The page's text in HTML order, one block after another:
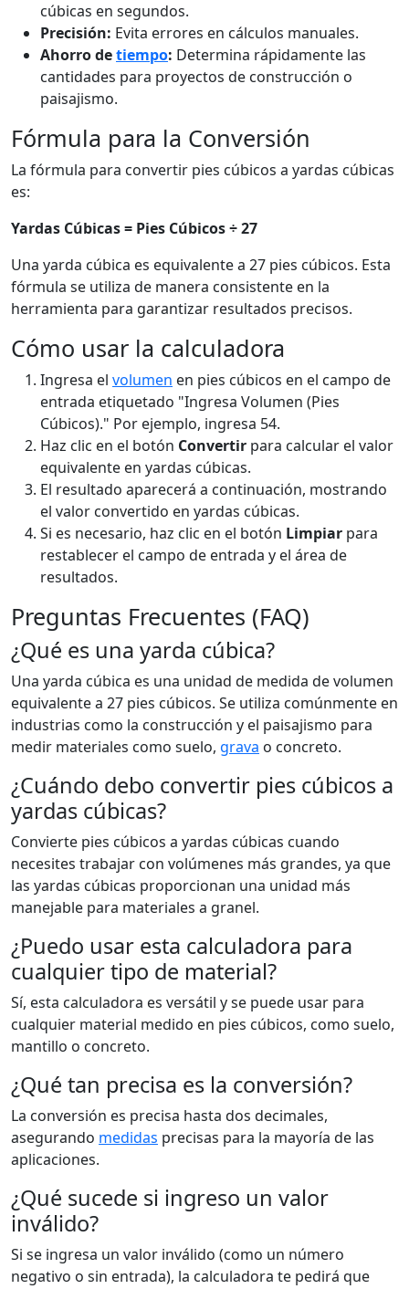
cúbicas en segundos.
Precisión: Evita errores en cálculos manuales.
Ahorro detiempo: Determina rápidamente las
cantidades para proyectos de construcción o
paisajismo.
Fórmula para la Conversión
La fórmula para convertir pies cúbicos a yardas cúbicas
es:
Yardas Cúbicas = Pies Cúbicos ÷ 27
Una yarda cúbica es equivalente a 27 pies cúbicos. Esta
fórmula se utiliza de manera consistente en la
herramienta para garantizar resultados precisos.
Cómo usar la calculadora
Ingresa el volumen en pies cúbicos en el campo de
entrada etiquetado "Ingresa Volumen (Pies
Cúbicos)." Por ejemplo, ingresa 54.
Haz clic en el botón Convertir para calcular el valor
equivalente en yardas cúbicas.
El resultado aparecerá a continuación, mostrando
el valor convertido en yardas cúbicas.
Si es necesario, haz clic en el botón Limpiar para
restablecer el campo de entrada y el área de
resultados.
Preguntas Frecuentes (FAQ)
¿Qué es una yarda cúbica?
Una yarda cúbica es una unidad de medida de volumen
equivalente a 27 pies cúbicos. Se utiliza comúnmente en
industrias como la construcción y el paisajismo para
medir materiales como suelo, grava o concreto.
¿Cuándo debo convertir pies cúbicos a
yardas cúbicas?
Convierte pies cúbicos a yardas cúbicas cuando
necesites trabajar con volúmenes más grandes, ya que
las yardas cúbicas proporcionan una unidad más
manejable para materiales a granel.
¿Puedo usar esta calculadora para
cualquier tipo de material?
Sí, esta calculadora es versátil y se puede usar para
cualquier material medido en pies cúbicos, como suelo,
mantillo o concreto.
¿Qué tan precisa es la conversión?
La conversión es precisa hasta dos decimales,
asegurando medidas precisas para la mayoría de las
aplicaciones.
¿Qué sucede si ingreso un valor
inválido?
Si se ingresa un valor inválido (como un número
negativo o sin entrada), la calculadora te pedirá que